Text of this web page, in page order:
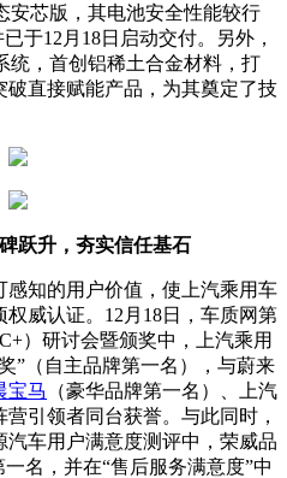
芯版，其电池安全性能较行
于12月18日启动交付。另外，
统，首创铝稀土合金材料，打
直接赋能产品，为其奠定了技
跃升，夯实信任基石
知的用户价值，使上汽乘用车
威认证。12月18日，车质网第
）研讨会暨颁奖中，上汽乘用
”（自主品牌第一名），与蔚来
宝马
（豪华品牌第一名）、上汽
引领者同台获誉。与此同时，
汽车用户满意度测评中，荣威品
名，并在“售后服务满意度”中